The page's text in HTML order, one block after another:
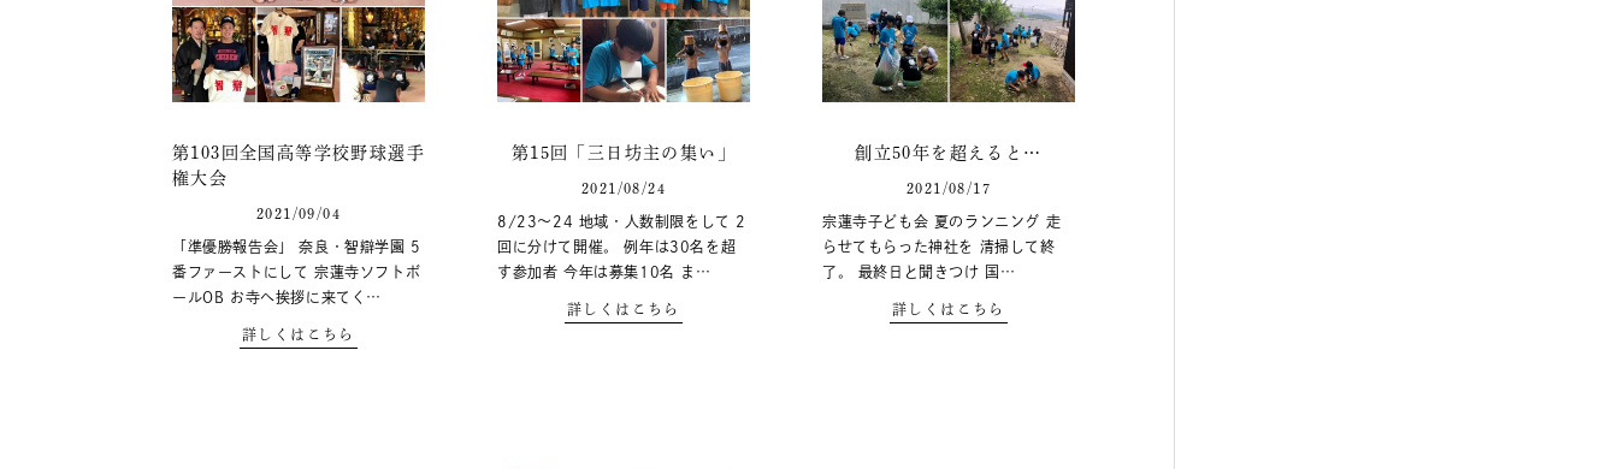
第103回全国高等学校野球選手
権大会
2021/09/04
「準優勝報告会」 奈良・智辯学園 5
番ファーストにして 宗蓮寺ソフトボ
ールOB お寺へ挨拶に来てく…
詳しくはこちら
第15回「三日坊主の集い」
2021/08/24
8/23〜24 地域・人数制限をして 2
回に分けて開催。 例年は30名を超
す参加者 今年は募集10名 ま…
詳しくはこちら
創立50年を超えると…
2021/08/17
宗蓮寺子ども会 夏のランニング 走
らせてもらった神社を 清掃して終
了。 最終日と聞きつけ 国…
詳しくはこちら